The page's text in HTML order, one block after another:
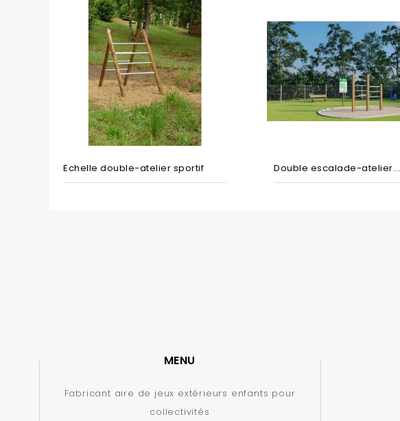
Echelle double-atelier sportif Double escalade-atelier...
MENU
Fabricant aire de jeux extérieurs enfants pour
collectivités